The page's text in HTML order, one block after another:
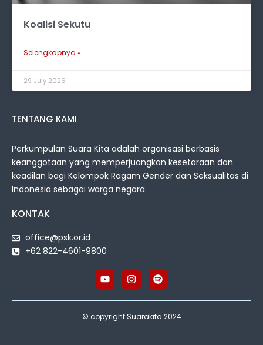
Koalisi Sekutu
Selengkapnya »
29 July 2026
TENTANG KAMI
Perkumpulan Suara Kita adalah organisasi berbasis
keanggotaan yang memperjuangkan kesetaraan dan
keadilan bagi Kelompok Ragam Gender dan Seksualitas di
Indonesia sebagai warga negara.
KONTAK
office@psk.or.id
+62 822-4601-9800
© copyright Suarakita 2024